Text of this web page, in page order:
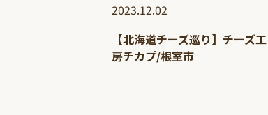
2023.12.02
【北海道チーズ巡り】チーズ工
房チカプ/根室市